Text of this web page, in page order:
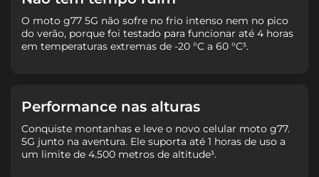
O moto g77 5G não sofre no frio intenso nem no pico
do verão, porque foi testado para funcionar até 4 horas
em temperaturas extremas de -20 °C a 60 °C⁵.
Performance nas alturas
Conquiste montanhas e leve o novo celular moto g77.
5G junto na aventura. Ele suporta até 1 horas de uso a
um limite de 4.500 metros de altitude⁵.